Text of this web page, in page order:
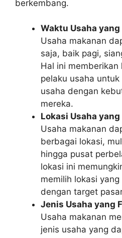
berkembang.
Waktu Usaha
Usaha makanan
saja, baik pagi,
Hal ini memberikan
pelaku usaha
usaha dengan
mereka.
Lokasi Usaha
Usaha makanan
berbagai lokasi,
hingga pusat
lokasi ini
memilih lokasi
dengan target
Jenis Usaha yang
Usaha makanan
jenis usaha yang